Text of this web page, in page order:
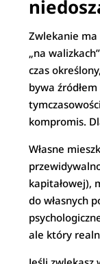
Zwlekanie
„na
czas
bywa
kompromis.
Własne
kapitałowej),
do własnych
ale który